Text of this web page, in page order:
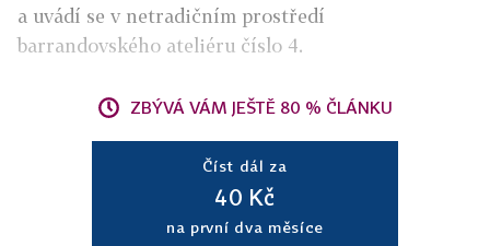
a uvádí se v netradičním prostředí
barrandovského ateliéru číslo 4.
ZBÝVÁ VÁM JEŠTĚ 80 % ČLÁNKU
Číst dál za
40 Kč
na první dva měsíce